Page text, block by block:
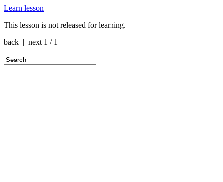
Learn lesson
This lesson is not released for learning.
back | next 1 / 1